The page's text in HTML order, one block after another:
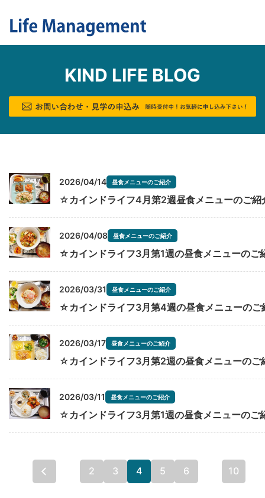
KIND LIFE BLOG
2026/04/14 昼食メニューのご紹介
☆カインドライフ4月第2週昼食メニューのご
2026/04/08 昼食メニューのご紹介
☆カインドライフ3月第1週の昼食メニューの
2026/03/31 昼食メニューのご紹介
☆カインドライフ3月第4週の昼食メニューの
2026/03/17 昼食メニューのご紹介
☆カインドライフ3月第2週の昼食メニューの
2026/03/11 昼食メニューのご紹介
☆カインドライフ3月第1週の昼食メニューの
2 3 4 5 6 10